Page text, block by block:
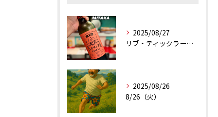
2025/08/27
リブ・ティックラー・カリフォルニア・シラーズ
2025/08/26
8/26（火）